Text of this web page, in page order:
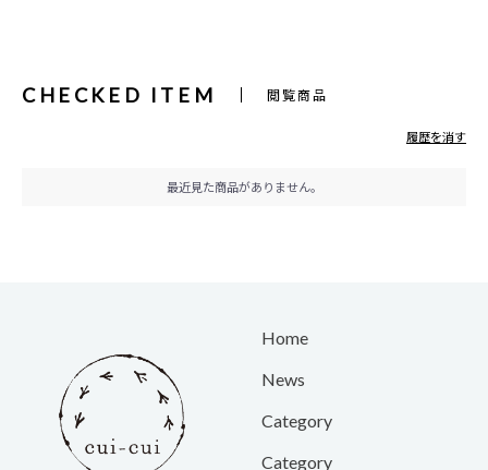
CHECKED ITEM 閲覧商品
履歴を消す
最近見た商品がありません。
Home
News
Category
Category